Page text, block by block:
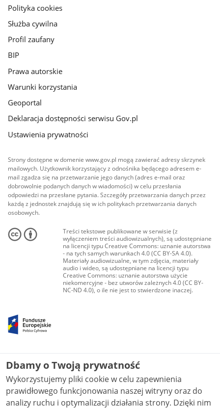
gov.pl
Polityka cookies
Służba cywilna
Profil zaufany
BIP
Prawa autorskie
Warunki korzystania
Geoportal
Deklaracja dostępności serwisu Gov.pl
Ustawienia prywatności
Strony dostępne w domenie www.gov.pl mogą zawierać adresy skrzynek
mailowych. Użytkownik korzystający z odnośnika będącego adresem e-
mail zgadza się na przetwarzanie jego danych (adres e-mail oraz
dobrowolnie podanych danych w wiadomości) w celu przesłania
odpowiedzi na przesłane pytania. Szczegóły przetwarzania danych przez
każdą z jednostek znajdują się w ich politykach przetwarzania danych
osobowych.
Treści tekstowe publikowane w serwisie (z
wyłączeniem treści audiowizualnych), są udostępniane
na licencji typu Creative Commons: uznanie autorstwa
- na tych samych warunkach 4.0 (CC BY-SA 4.0).
Materiały audiowizualne, w tym zdjęcia, materiały
audio i wideo, są udostępniane na licencji typu
Creative Commons: uznanie autorstwa użycie
niekomercyjne - bez utworów zależnych 4.0 (CC BY-
NC-ND 4.0), o ile nie jest to stwierdzone inaczej.
Dbamy o Twoją prywatność
Wykorzystujemy pliki cookie w celu zapewnienia
prawidłowego funkcjonowania naszej witryny oraz do
analizy ruchu i optymalizacji działania strony. Dzięki nim